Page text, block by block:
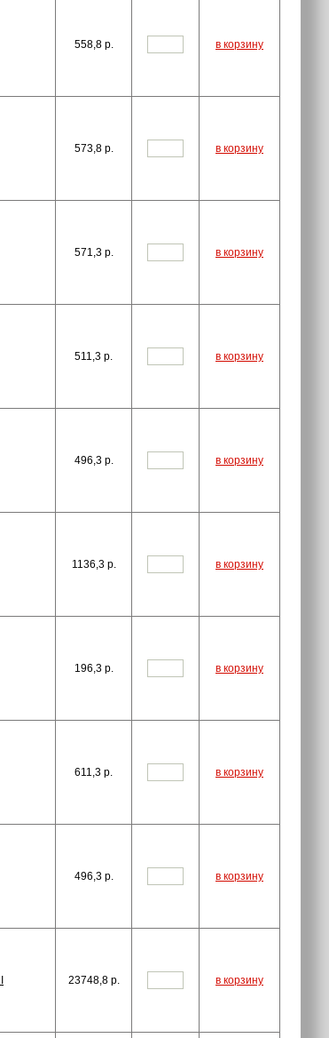
558,8p. в корзину
573,8p. в корзину
571,3p. в корзину
511,3 p. в корзину
496,3p. в корзину
1136,3p. в корзину
196,3p. в корзину
611,3 p. в корзину
496,3p. в корзину
23748,8p. в корзину